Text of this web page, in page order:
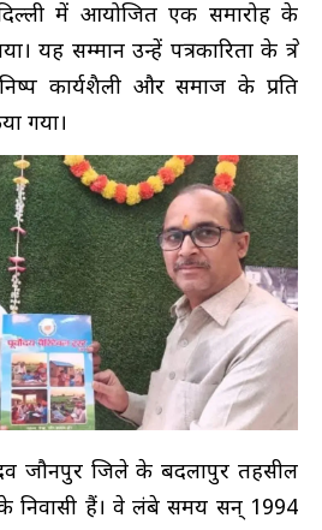
में आयोजित एक समारोह के
यह सम्मान उन्हें पत्रकारिता के क्षेत्र
कार्यशैली और समाज के प्रति
गया।
जौनपुर जिले के बदलापुर तहसील
निवासी हैं। वे लंबे समय सन् 1994